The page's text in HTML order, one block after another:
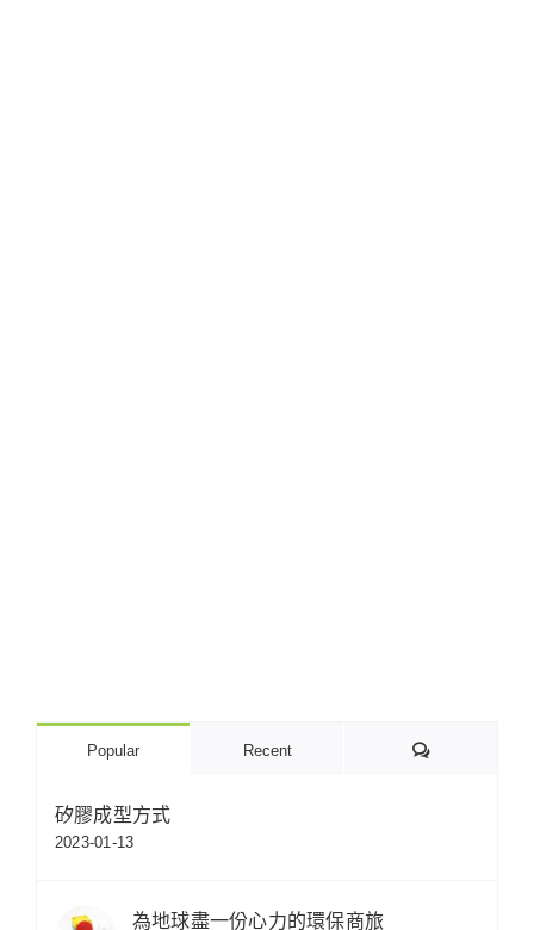
Popular Recent Comments
矽膠成型方式
2023-01-13
為地球盡一份心力的環保商旅